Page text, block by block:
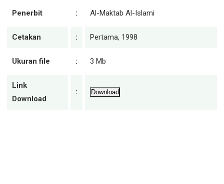
Penerbit : Al-Maktab Al-Islami
Cetakan : Pertama, 1998
Ukuran file : 3 Mb
Link
Download
: Download